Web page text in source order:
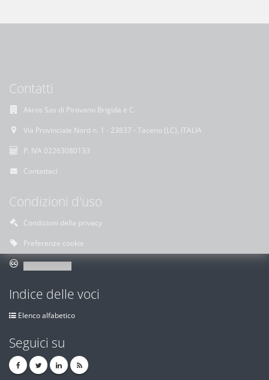
Contatti
Akros Sas di Pirovano Brigida e C.
Via Provinciale Nord n. 1 - 23837 - Taceno (LC), ITALIA
P. IVA 02263080133
Contattaci
Condizioni d'uso
Condizioni della privacy
Preferenze cookie
Indice delle voci
Elenco alfabetico
Seguici su